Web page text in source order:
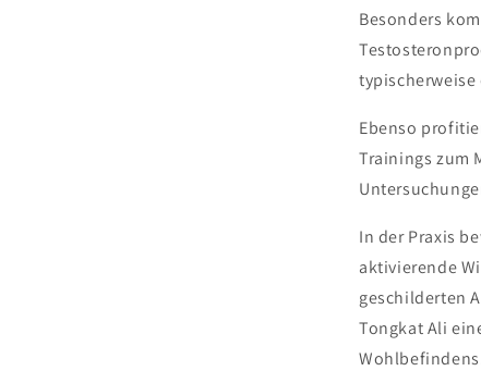
Besonders
Ebenso
Trainings zum
In der Praxis
aktivierende
geschilderten
Tongkat Ali